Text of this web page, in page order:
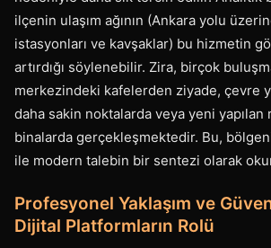
ilçenin ulaşım ağının (Ankara yolu
istasyonları ve kavşaklar) bu hizmetin
artırdığı söylenebilir. Zira, birçok
merkezindeki kafelerden ziyade, çevre
daha sakin noktalarda veya yeni yapılan
binalarda gerçekleşmektedir. Bu,
ile modern talebin bir sentezi olarak
Profesyonel Yaklaşım ve
Dijital Platformların Rolü